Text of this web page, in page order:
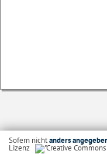
Sofern nichtanders
Lizenz